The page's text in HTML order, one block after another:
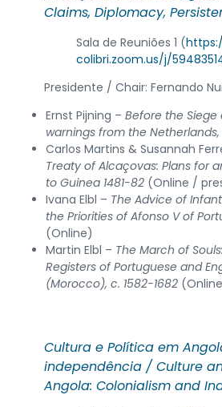
Claims, Diplomacy,
Sala de Reuniões 1 (
colibri.zoom.us/j/
Presidente / Chair: Fernando
Ernst Pijning – Before the Siege
warnings from the Netherlands,
Carlos Martins & Susannah
Treaty of Alcaçovas: Plans for
to Guinea 1481-82 (Online /
Ivana Elbl – The Advice of
the Priorities of Afonso V of
(Online)
Martin Elbl – The March of
Registers of Portuguese and
(Morocco), c. 1582-1682
Cultura e Política em
independência / Culture
Angola: Colonialism and